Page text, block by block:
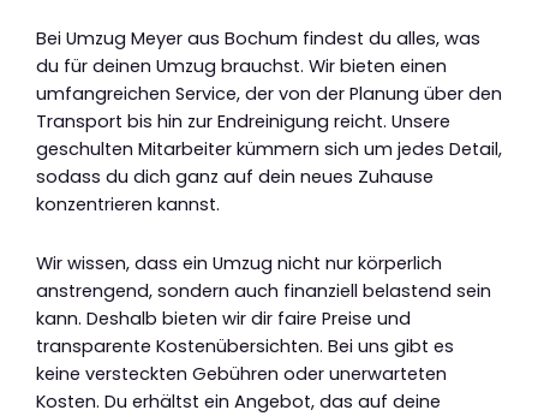
Bei Umzug Meyer aus Bochum findest du alles, was
du für deinen Umzug brauchst. Wir bieten einen
umfangreichen Service, der von der Planung über den
Transport bis hin zur Endreinigung reicht. Unsere
geschulten Mitarbeiter kümmern sich um jedes Detail,
sodass du dich ganz auf dein neues Zuhause
konzentrieren kannst.
Wir wissen, dass ein Umzug nicht nur körperlich
anstrengend, sondern auch finanziell belastend sein
kann. Deshalb bieten wir dir faire Preise und
transparente Kostenübersichten. Bei uns gibt es
keine versteckten Gebühren oder unerwarteten
Kosten. Du erhältst ein Angebot, das auf deine